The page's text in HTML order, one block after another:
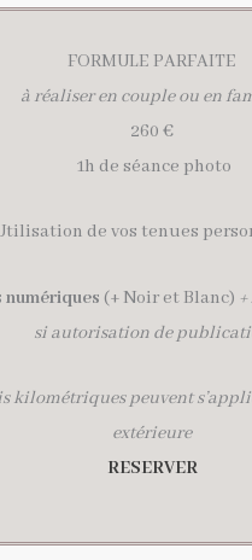
FORMULE PARFAITE
à réaliser en couple ou en
260 €
1h de séance photo
de vos tenues
numériques (+ Noir et Blanc)
si autorisation de
kilométriques peuvent
extérieure
RESERVER